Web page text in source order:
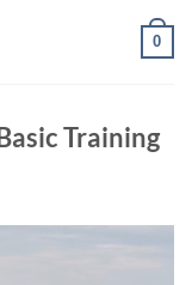
0
Training